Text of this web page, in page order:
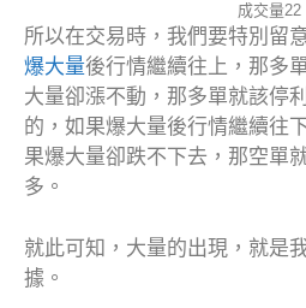
成交量22
所以在交易時，我們要特別留
爆大量後行情繼續往上，那多
大量卻漲不動，那多單就該停
的，如果爆大量後行情繼續往
果爆大量卻跌不下去，那空單
多。
就此可知，大量的出現，就是
據。